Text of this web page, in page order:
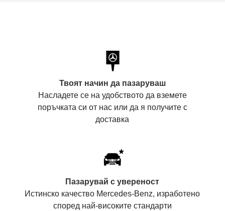
Твоят начин да пазаруваш
Насладете се на удобството да вземете
поръчката си от нас или да я получите с
доставка
Пазарувай с увереност
Истинско качество Mercedes-Benz, изработено
според най-високите стандарти